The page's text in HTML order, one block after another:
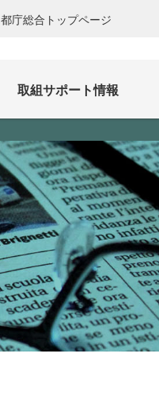
都庁総合トップページ
取組サポート情報